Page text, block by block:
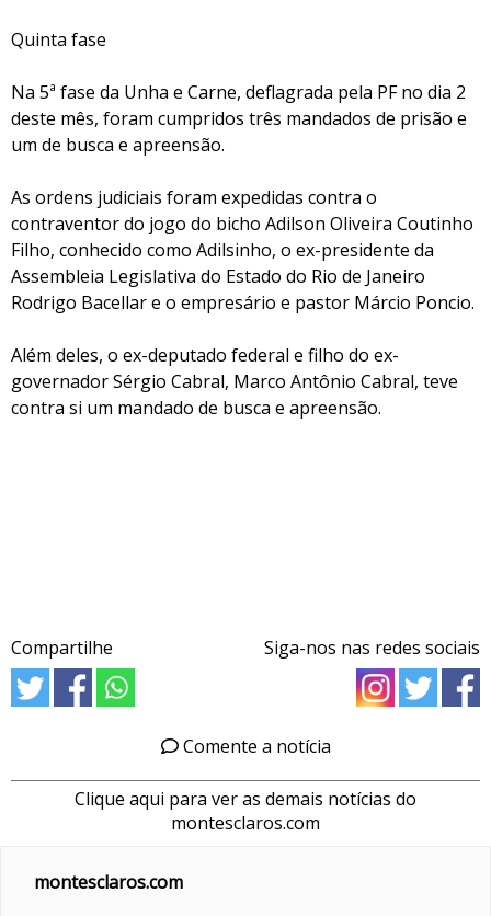
Quinta fase
Na 5ª fase da Unha e Carne, deflagrada pela PF no dia 2
deste mês, foram cumpridos três mandados de prisão e
um de busca e apreensão.
As ordens judiciais foram expedidas contra o
contraventor do jogo do bicho Adilson Oliveira Coutinho
Filho, conhecido como Adilsinho, o ex-presidente da
Assembleia Legislativa do Estado do Rio de Janeiro
Rodrigo Bacellar e o empresário e pastor Márcio Poncio.
Além deles, o ex-deputado federal e filho do ex-
governador Sérgio Cabral, Marco Antônio Cabral, teve
contra si um mandado de busca e apreensão.
Compartilhe Siga-nos nas redes sociais
Comente a notícia
Clique aqui para ver as demais notícias do
montesclaros.com
montesclaros.com